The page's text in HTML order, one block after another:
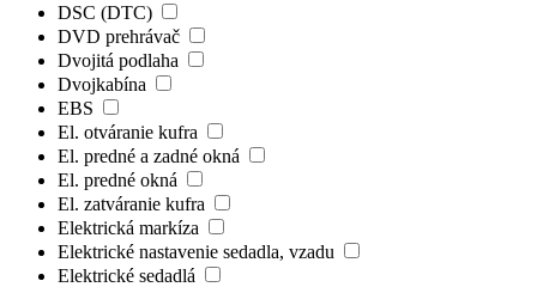
DSC (DTC)
DVD prehrávač
Dvojitá podlaha
Dvojkabína
EBS
El. otváranie kufra
El. predné a zadné okná
El. predné okná
El. zatváranie kufra
Elektrická markíza
Elektrické nastavenie sedadla, vzadu
Elektrické sedadlá